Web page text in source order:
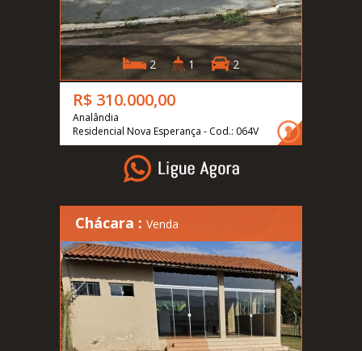
2 1 2
R$ 310.000,00
Analândia
Residencial Nova Esperança - Cod.: 064V
Chácara : Venda